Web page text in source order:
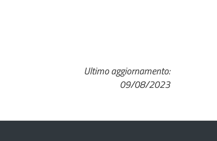
Ultimo aggiornamento:
09/08/2023